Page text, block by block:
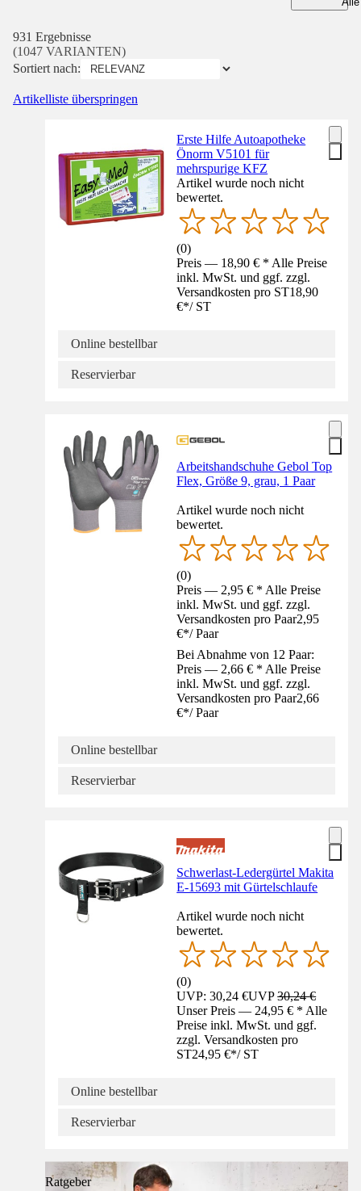
931 Ergebnisse
(1047 VARIANTEN)
Sortiert nach:
Artikelliste überspringen
Erste Hilfe Autoapotheke
Önorm V5101 für
mehrspurige KFZ
Artikel wurde noch nicht
bewertet.
(0)
Preis — 18,90 € * Alle Preise
inkl. MwSt. und ggf. zzgl.
Versandkosten pro ST18,90
€*/ ST
Online bestellbar
Reservierbar
Arbeitshandschuhe Gebol Top
Flex, Größe 9, grau, 1 Paar
Artikel wurde noch nicht
bewertet.
(0)
Preis — 2,95 € * Alle Preise
inkl. MwSt. und ggf. zzgl.
Versandkosten pro Paar2,95
€*/ Paar
Bei Abnahme von 12 Paar:
Preis — 2,66 € * Alle Preise
inkl. MwSt. und ggf. zzgl.
Versandkosten pro Paar2,66
€*/ Paar
Online bestellbar
Reservierbar
Schwerlast-Ledergürtel Makita
E-15693 mit Gürtelschlaufe
Artikel wurde noch nicht
bewertet.
(0)
UVP: 30,24 €UVP30,24 €
Unser Preis — 24,95 € * Alle
Preise inkl. MwSt. und ggf.
zzgl. Versandkosten pro
ST24,95 €*/ ST
Online bestellbar
Reservierbar
Ratgeber